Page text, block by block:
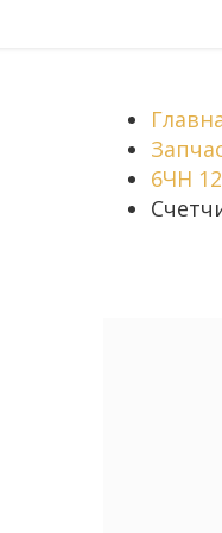
6ЧН